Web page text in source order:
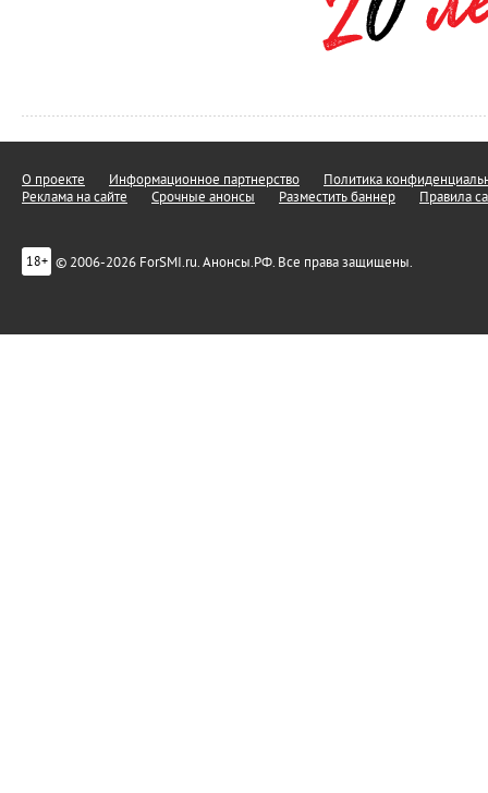
О проекте Информационное партнерство
Политика
Реклама на сайте
Срочные анонсы Разместить баннер Правила
18+ © 2006-2026 ForSMI.ru. Анонсы.РФ. Все права защищены.